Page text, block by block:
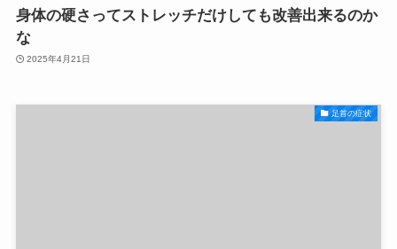
身体の硬さってストレッチだけしても改善出来るのか
な
2025年4月21日
足首の症状